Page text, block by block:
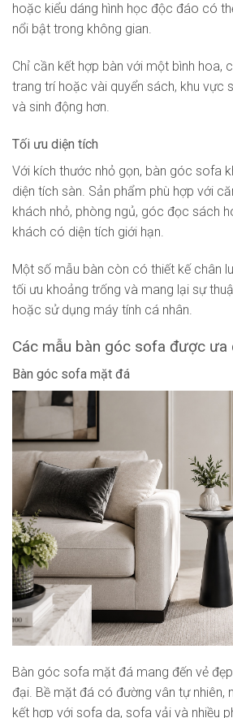
hoặc kiểu dáng hình học độc đáo có
nổi bật trong không gian.
Chỉ cần kết hợp bàn với một bình hoa,
trang trí hoặc vài quyển sách, khu vực
và sinh động hơn.
Tối ưu diện tích
Với kích thước nhỏ gọn, bàn góc sofa
diện tích sàn. Sản phẩm phù hợp với
khách nhỏ, phòng ngủ, góc đọc sách
khách có diện tích giới hạn.
Một số mẫu bàn còn có thiết kế chân
tối ưu khoảng trống và mang lại sự
hoặc sử dụng máy tính cá nhân.
Các mẫu bàn góc sofa được ưa
Bàn góc sofa mặt đá
Bàn góc sofa mặt đá mang đến vẻ
đại. Bề mặt đá có đường vân tự nhiên,
kết hợp với sofa da, sofa vải và nhiều